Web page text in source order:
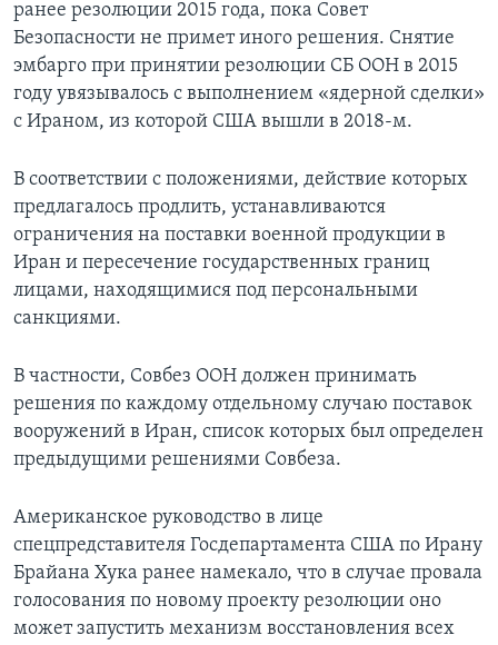
ранее резолюции 2015 года, пока Совет
Безопасности не примет иного решения. Снятие
эмбарго при принятии резолюции СБ ООН в 2015
году увязывалось с выполнением «ядерной сделки»
с Ираном, из которой США вышли в 2018-м.
В соответствии с положениями, действие которых
предлагалось продлить, устанавливаются
ограничения на поставки военной продукции в
Иран и пересечение государственных границ
лицами, находящимися под персональными
санкциями.
В частности, Совбез ООН должен принимать
решения по каждому отдельному случаю поставок
вооружений в Иран, список которых был определен
предыдущими решениями Совбеза.
Американское руководство в лице
спецпредставителя Госдепартамента США по Ирану
Брайана Хука ранее намекало, что в случае провала
голосования по новому проекту резолюции оно
может запустить механизм восстановления всех